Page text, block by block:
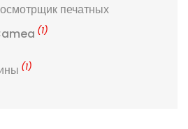
печатных
(1)
(1)